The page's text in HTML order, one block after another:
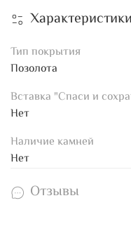
Характеристики
Тип покрытия
Позолота
Вставка "Спаси и
Нет
Наличие камней
Нет
Отзывы